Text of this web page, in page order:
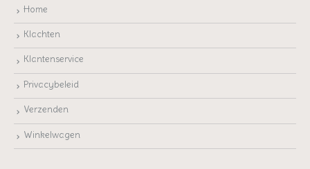
Home
Klachten
Klantenservice
Privacybeleid
Verzenden
Winkelwagen